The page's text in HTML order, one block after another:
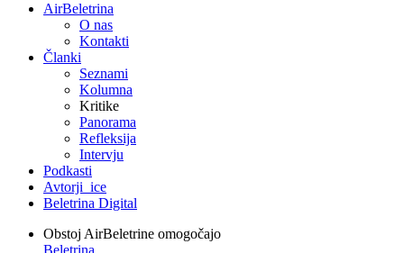
AirBeletrina
O nas
Kontakti
Članki
Seznami
Kolumna
Kritike
Panorama
Refleksija
Intervju
Podkasti
Avtorji_ice
Beletrina Digital
Obstoj AirBeletrine omogočajo